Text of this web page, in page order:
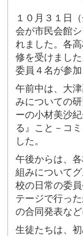
１０月３１日
会が市民会館
れました。各
修を受けまし
委員４名が参加
午前中は、大
みについての
ーの小材美沙
る』こと－コ
した。
午後からは、
組みについて
校の日常の委
テージで行っ
の合同発表な
生徒たちは、